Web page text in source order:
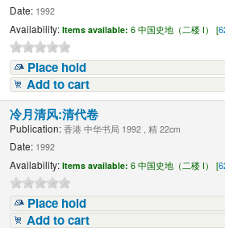
Date: 1992
Availability: Items available: 6 中国史地（二楼 I） [
Place hold
Add to cart
冷月清风:清代卷
Publication: 香港 中华书局 1992 , 精 22cm
Date: 1992
Availability: Items available: 6 中国史地（二楼 I） [
Place hold
Add to cart